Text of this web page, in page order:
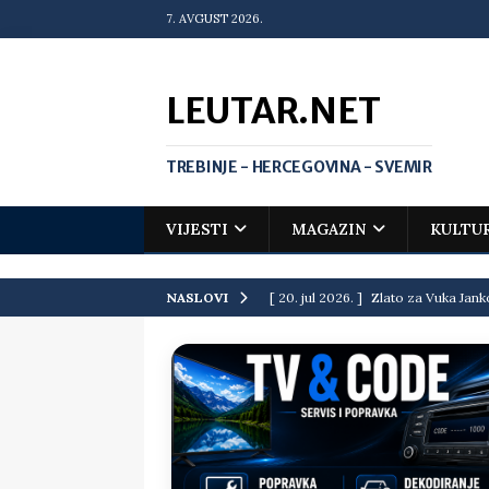
7. AVGUST 2026.
LEUTAR.NET
TREBINJE - HERCEGOVINA - SVEMIR
VIJESTI MAGAZIN
NASLOVI [ 20. jul 2026. ] Zlato za Vuka
[ 19. jul 2026. ] Da li i obraz ima
[ 16. jul 2026. ] Mile će da ti
[ 16. jul 2026. ] Krediti i dugovi
[ 15. jul 2026. ] Politički potres u